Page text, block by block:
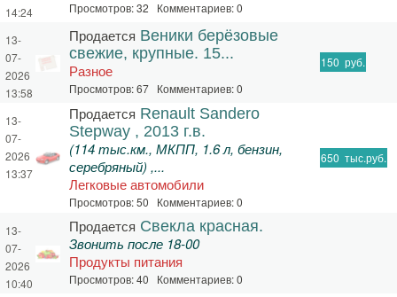
14:24
Просмотров: 32 Комментариев: 0
13-
07-
2026
13:58
Продается Веники берёзовые
свежие, крупные. 15...
Разное
Просмотров: 67 Комментариев: 0
150 руб.
13-
07-
2026
13:37
Продается Renault Sandero
Stepway , 2013 г.в.
(114 тыс.км., МКПП, 1.6 л, бензин,
серебряный) ,...
Легковые автомобили
Просмотров: 50 Комментариев: 0
650 тыс.руб.
13-
07-
2026
10:40
Продается Свекла красная.
Звонить после 18-00
Продукты питания
Просмотров: 40 Комментариев: 0